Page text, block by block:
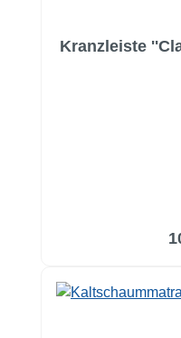
Kranzleiste